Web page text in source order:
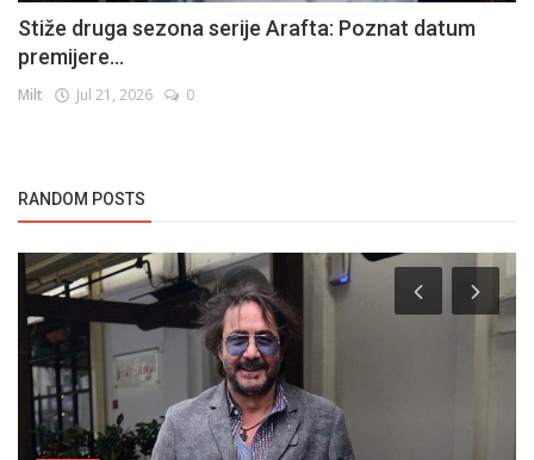
Stiže druga sezona serije Arafta: Poznat datum
premijere...
Milt Jul 21, 2026 0
RANDOM POSTS